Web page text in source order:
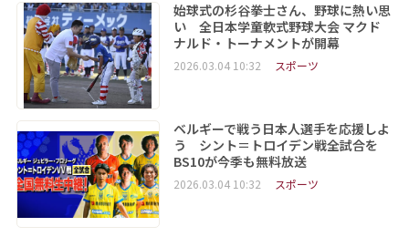
始球式の杉谷拳士さん、野球に熱い思
い 全日本学童軟式野球大会 マクド
ナルド・トーナメントが開幕
2026.03.04 10:32 スポーツ
ベルギーで戦う日本人選手を応援しよ
う シント＝トロイデン戦全試合を
BS10が今季も無料放送
2026.03.04 10:32 スポーツ